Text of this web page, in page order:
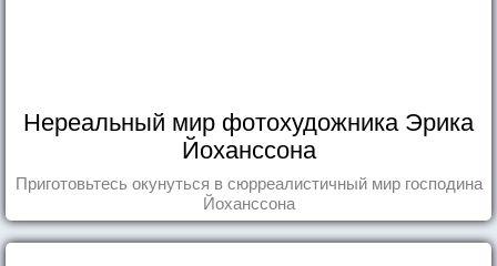
Нереальный мир фотохудожника Эрика
Йоханссона
Приготовьтесь окунуться в сюрреалистичный мир господина
Йоханссона